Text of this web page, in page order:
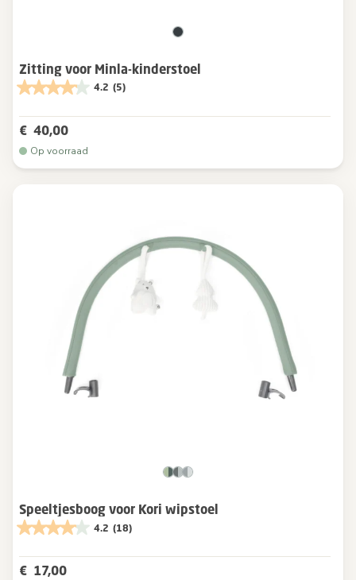
Zitting voor Minla-kinderstoel
4.2 (5)
€ 40,00
Op voorraad
Speeltjesboog voor Kori wipstoel
4.2 (18)
€ 17,00